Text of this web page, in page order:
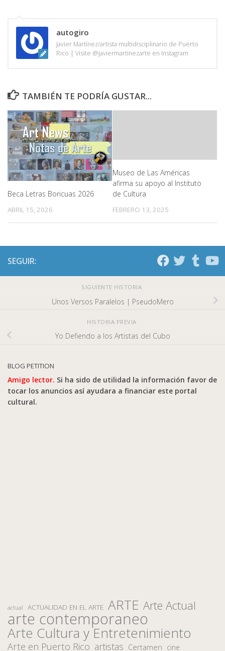
autogiro
Javier Martínez/artista multidisciplinario de Puerto
Rico | Visite @javiermartinezarte en Instagram
TAMBIÉN TE PODRÍA GUSTAR...
Beca Letras Boricuas 2026
ABRIL 15, 2026
Museo de Las Américas
afirma su apoyo al Instituto
de Cultura
FEBRERO 13, 2025
SEGUIR:
SIGUIENTE HISTORIA
Unos Versos Paralelos | PseudoMero
HISTORIA PREVIA
Yo Defiendo a los Artistas del Cubo
BLOG PETITION
Amigo lector. Si ha sido de utilidad la información favor de
tocar los anuncios así ayudara a financiar este portal
cultural.
actual ACTUALIDAD EN EL ARTE ARTE Arte Actual
arte contemporaneo
Arte Cultura y Entretenimiento
Arte en Puerto Rico artistas Certamen cine